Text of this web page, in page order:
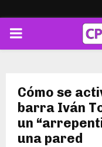
PRIMARY
Cómo se
barra Iván
un
una pared